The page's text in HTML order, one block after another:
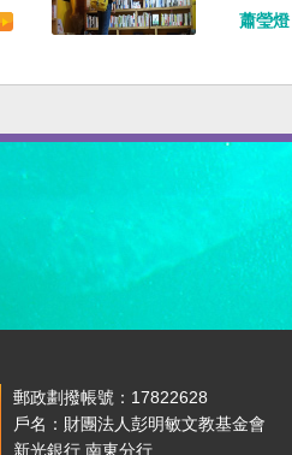
蕭瑩燈
郵政劃撥帳號：17822628
戶名：財團法人彭明敏文教基金會
新光銀行 南東分行